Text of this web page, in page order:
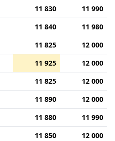
11 830
11 990
11 840
11 980
11 825
12 000
11 925
12 000
11 825
12 000
11 890
12 000
11 880
11 990
11 850
12 000